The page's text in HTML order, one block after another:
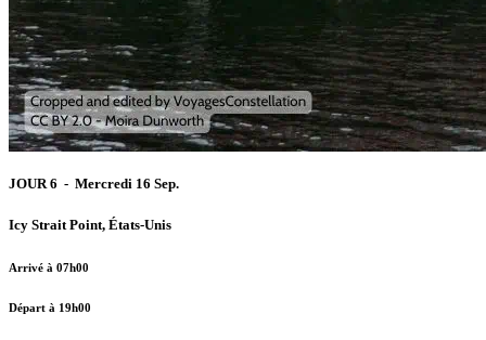
JOUR 6 - Mercredi 16 Sep.
Icy Strait Point, États-Unis
Arrivé à 07h00
Départ à 19h00